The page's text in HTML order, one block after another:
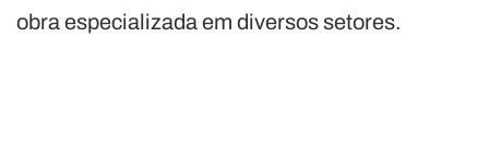
obra especializada em diversos setores.